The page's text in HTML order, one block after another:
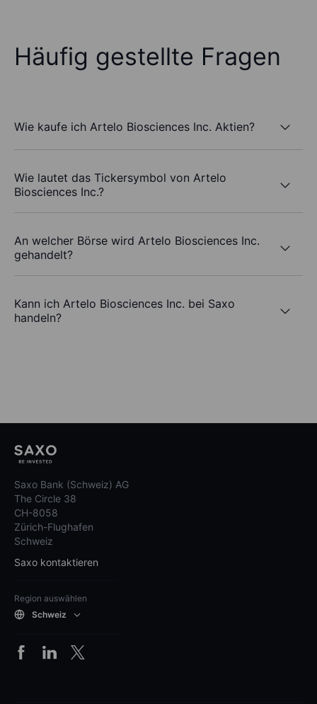
Häufig gestellte Fragen
Wie kaufe ich Artelo Biosciences Inc. Aktien?
Wie lautet das Tickersymbol von Artelo
Biosciences Inc.?
An welcher Börse wird Artelo Biosciences Inc.
gehandelt?
Kann ich Artelo Biosciences Inc. bei Saxo
handeln?
Saxo Bank (Schweiz) AG
The Circle 38
CH-8058
Zürich-Flughafen
Schweiz
Saxo kontaktieren
Region auswählen
Schweiz